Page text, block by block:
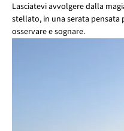
Lasciatevi avvolgere dalla
stellato, in una serata pensata
osservare e sognare.